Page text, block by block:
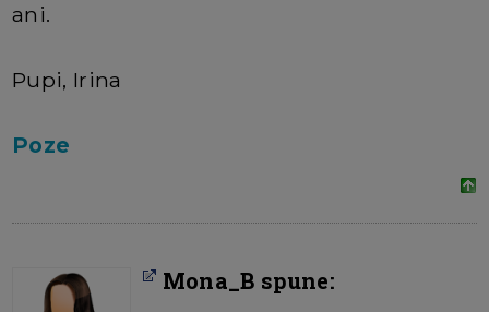
ani.
Pupi, Irina
Poze
Mona_B spune: